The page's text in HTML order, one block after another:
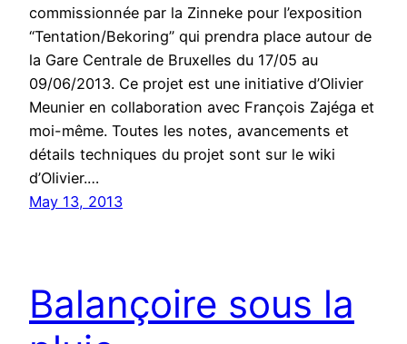
commissionnée par la Zinneke pour l’exposition
“Tentation/Bekoring” qui prendra place autour de
la Gare Centrale de Bruxelles du 17/05 au
09/06/2013. Ce projet est une initiative d’Olivier
Meunier en collaboration avec François Zajéga et
moi-même. Toutes les notes, avancements et
détails techniques du projet sont sur le wiki
d’Olivier.…
May 13, 2013
Balançoire sous la